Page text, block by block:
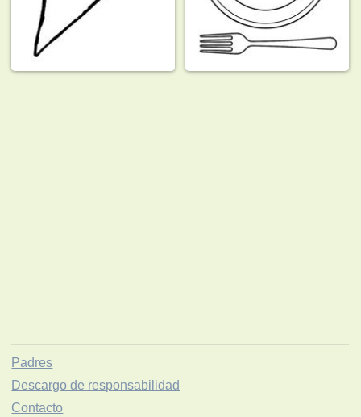
Padres
Descargo de responsabilidad
Contacto